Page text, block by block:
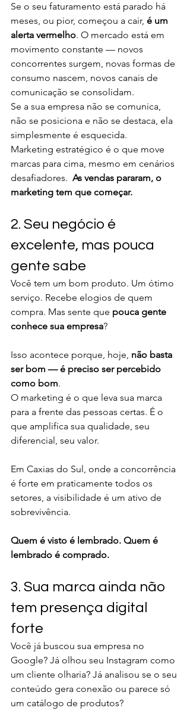
Se o seu faturamento está parado há
meses, ou pior, começou a cair, é um
alerta vermelho. O mercado está em
movimento constante — novos
concorrentes surgem, novas formas de
consumo nascem, novos canais de
comunicação se consolidam.
Se a sua empresa não se comunica,
não se posiciona e não se destaca, ela
simplesmente é esquecida.
Marketing estratégico é o que move
marcas para cima, mesmo em cenários
desafiadores. As vendas pararam, o
marketing tem que começar.
2. Seu negócio é
excelente, mas pouca
gente sabe
Você tem um bom produto. Um ótimo
serviço. Recebe elogios de quem
compra. Mas sente que pouca gente
conhece sua empresa?
Isso acontece porque, hoje, não basta
ser bom — é preciso ser percebido
como bom.
O marketing é o que leva sua marca
para a frente das pessoas certas. É o
que amplifica sua qualidade, seu
diferencial, seu valor.
Em Caxias do Sul, onde a concorrência
é forte em praticamente todos os
setores, a visibilidade é um ativo de
sobrevivência.
Quem é visto é lembrado. Quem é
lembrado é comprado.
3. Sua marca ainda não
tem presença digital
forte
Você já buscou sua empresa no
Google? Já olhou seu Instagram como
um cliente olharia? Já analisou se o seu
conteúdo gera conexão ou parece só
um catálogo de produtos?